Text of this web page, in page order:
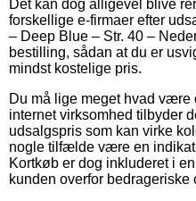
Det kan dog alligevel blive
forskellige e-firmaer efter
– Deep Blue – Str. 40 –
bestilling, sådan at du er
mindst kostelige pris.
Du må lige meget hvad
internet virksomhed tilbyder
udsalgspris som kan virke
nogle tilfælde være en
Kortkøb er dog inkluderet i
kunden overfor bedrageriske